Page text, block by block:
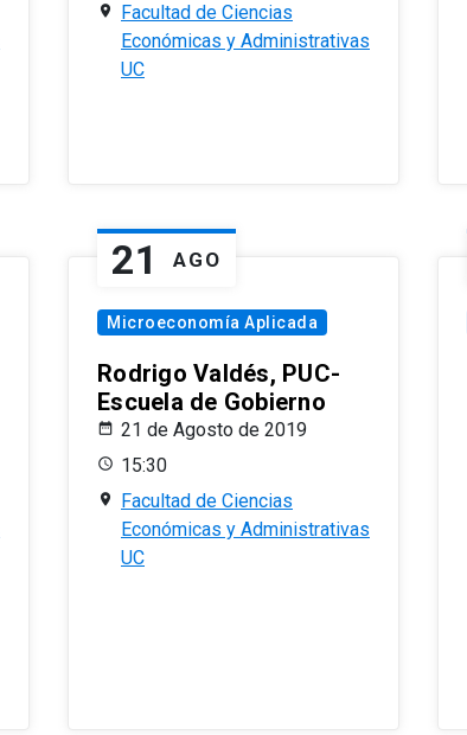
Facultad de Ciencias
Económicas y Administrativas
UC
21 AGO
Microeconomía Aplicada
Rodrigo Valdés, PUC-
Escuela de Gobierno
21 de Agosto de 2019
15:30
Facultad de Ciencias
Económicas y Administrativas
UC